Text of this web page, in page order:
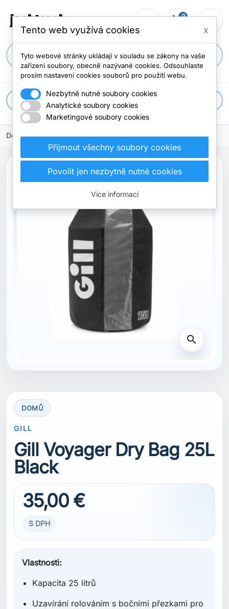
search
person_outline shopping_cart
0 menu
apps Všechny kategorie
Domů
search
DOMŮ
GILL
Gill Voyager Dry Bag 25L
Black
35,00 €
S DPH
Vlastnosti:
Kapacita 25 litrů
Uzavírání rolováním s bočními přezkami pro
Tento web využívá cookies x
Tyto webové stránky ukládají v souladu se zákony na vaše
zařízení soubory, obecně nazývané cookies. Odsouhlaste
prosím nastavení cookies souborů pro použití webu.
Nezbytně nutné soubory cookies
Analytické soubory cookies
Marketingové soubory cookies
Přijmout všechny soubory cookies
Povolit jen nezbytně nutné cookies
Více informací